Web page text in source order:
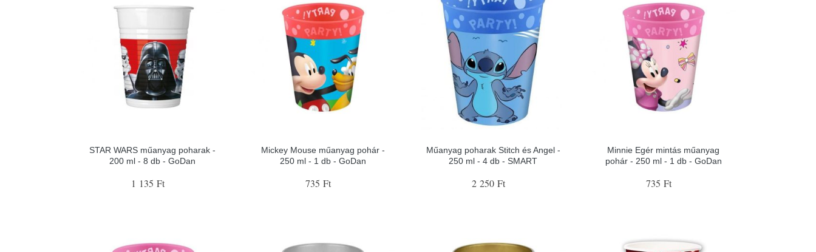
STAR WARS műanyag poharak -
200 ml - 8 db - GoDan
1 135 Ft
Mickey Mouse műanyag pohár -
250 ml - 1 db - GoDan
735 Ft
Műanyag poharak Stitch és Angel -
250 ml - 4 db - SMART
2 250 Ft
Minnie Egér mintás műanyag
pohár - 250 ml - 1 db - GoDan
735 Ft